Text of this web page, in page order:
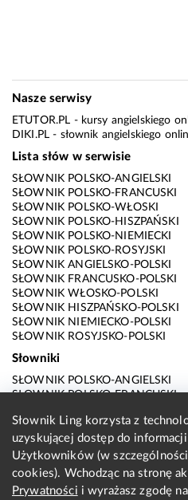
Nasze serwisy
ETUTOR.PL - kursy angielskiego
DIKI.PL - słownik angielskiego
Lista słów w serwisie
SŁOWNIK POLSKO-ANGIELSKI
SŁOWNIK POLSKO-FRANCUSKI
SŁOWNIK POLSKO-WŁOSKI
SŁOWNIK POLSKO-HISZPAŃSKI
SŁOWNIK POLSKO-NIEMIECKI
SŁOWNIK POLSKO-ROSYJSKI
SŁOWNIK ANGIELSKO-POLSKI
SŁOWNIK FRANCUSKO-POLSKI
SŁOWNIK WŁOSKO-POLSKI
SŁOWNIK HISZPAŃSKO-POLSKI
SŁOWNIK NIEMIECKO-POLSKI
SŁOWNIK ROSYJSKO-POLSKI
Słowniki
SŁOWNIK POLSKO-ANGIELSKI
SŁOWNIK POLSKO-FRANCUSKI
SŁOWNIK POLSKO-HISZPAŃSKI
SŁOWNIK POLSKO-NIEMIECKI
SŁOWNIK POLSKO-ROSYJSKI
SŁOWNIK ANGIELSKO-POLSKI
SŁOWNIK FRANCUSKO-POLSKI
SŁOWNIK WŁOSKO-POLSKI
Słownik Ling korzysta z
uzyskującej dostęp do
Użytkowników (w
cookies). Wchodząc na stronę
Prywatności i wyrażasz zgodę